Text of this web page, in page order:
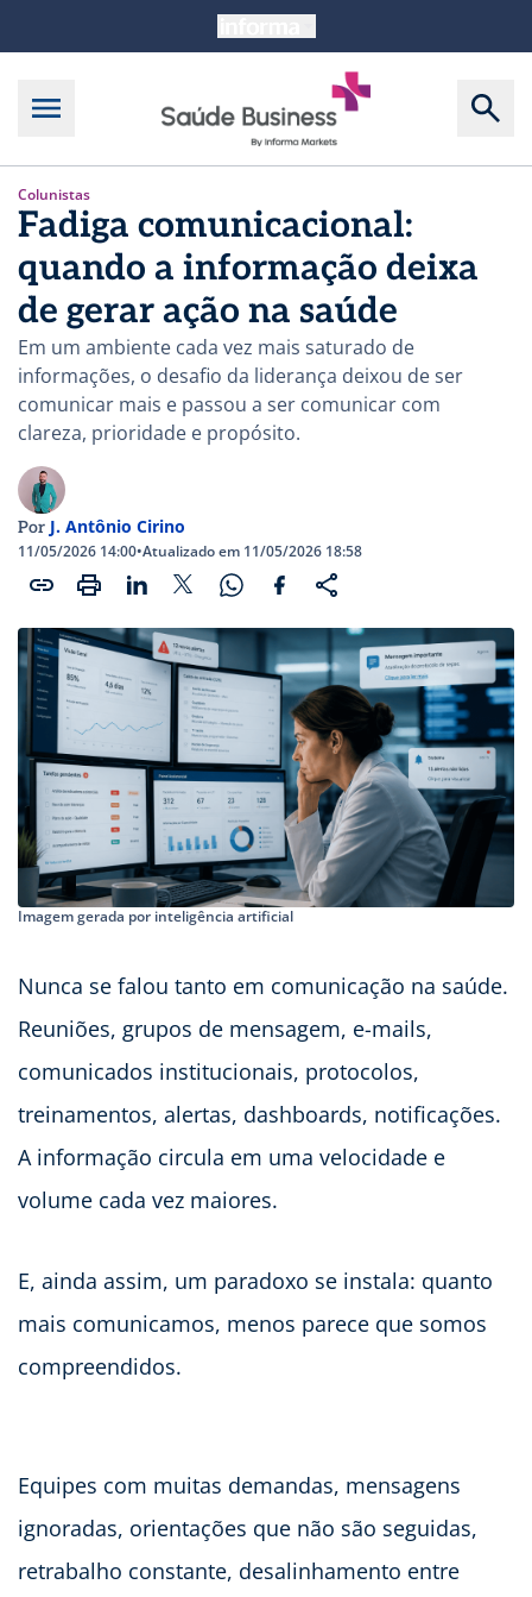
Colunistas
Fadiga comunicacional:
quando a informação deixa
de gerar ação na saúde
Em um ambiente cada vez mais saturado de
informações, o desafio da liderança deixou de ser
comunicar mais e passou a ser comunicar com
clareza, prioridade e propósito.
Por J. Antônio Cirino
11/05/2026 14:00•Atualizado em 11/05/2026 18:58
Imagem gerada por inteligência artificial
Nunca se falou tanto em comunicação na saúde.
Reuniões, grupos de mensagem, e-mails,
comunicados institucionais, protocolos,
treinamentos, alertas, dashboards, notificações.
A informação circula em uma velocidade e
volume cada vez maiores.
E, ainda assim, um paradoxo se instala: quanto
mais comunicamos, menos parece que somos
compreendidos.
Equipes com muitas demandas, mensagens
ignoradas, orientações que não são seguidas,
retrabalho constante, desalinhamento entre